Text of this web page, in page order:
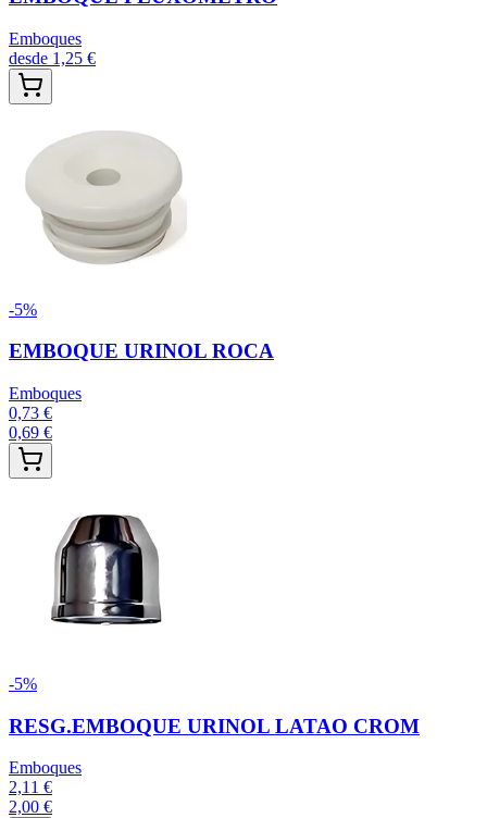
Emboques
desde 1,25 €
-5%
EMBOQUE URINOL ROCA
Emboques
0,73 €
0,69 €
-5%
RESG.EMBOQUE URINOL LATAO CROM
Emboques
2,11 €
2,00 €